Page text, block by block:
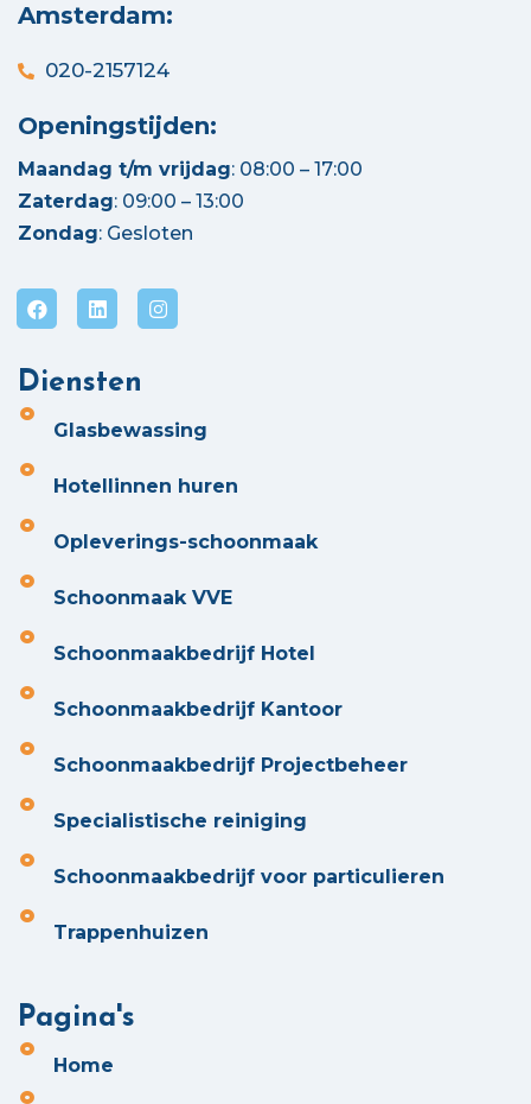
Amsterdam:
020-2157124
Openingstijden:
Maandag t/m vrijdag: 08:00 – 17:00
Zaterdag: 09:00 – 13:00
Zondag: Gesloten
Diensten
Glasbewassing
Hotellinnen huren
Opleverings-schoonmaak
Schoonmaak VVE
Schoonmaakbedrijf Hotel
Schoonmaakbedrijf Kantoor
Schoonmaakbedrijf Projectbeheer
Specialistische reiniging
Schoonmaakbedrijf voor particulieren
Trappenhuizen
Pagina's
Home